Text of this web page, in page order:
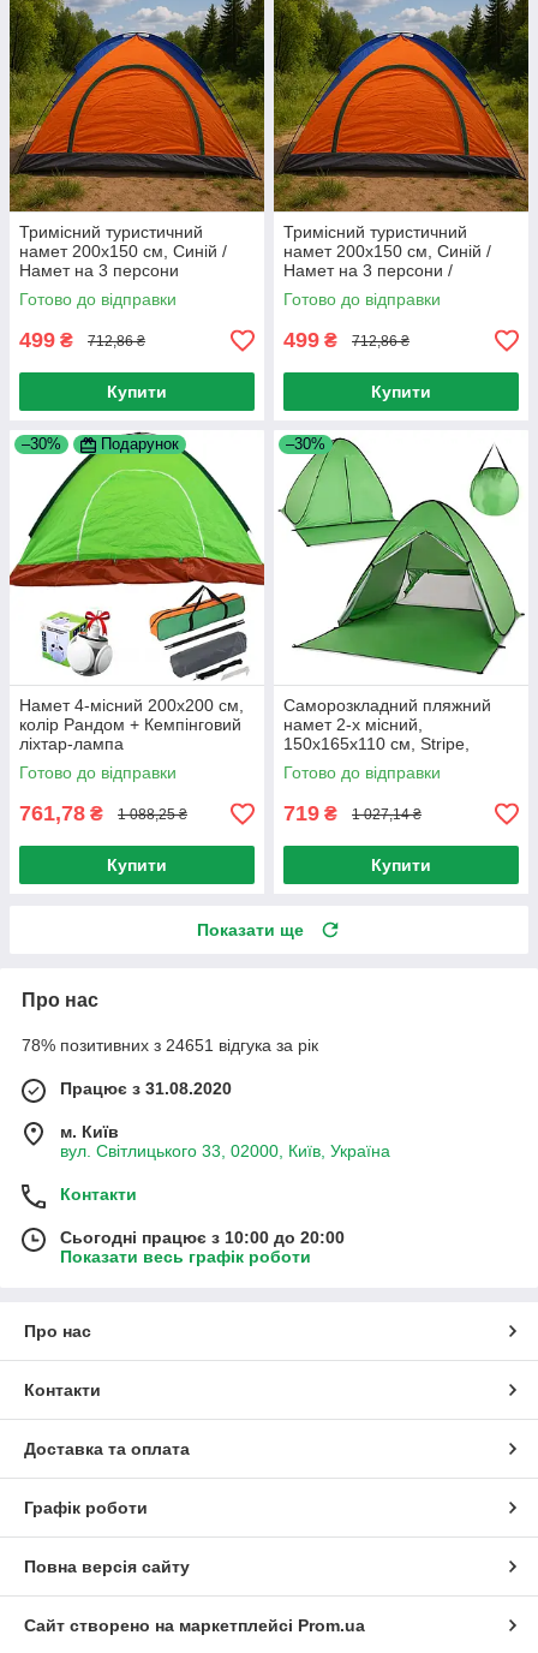
Тримісний туристичний
намет 200х150 см, Синій /
Намет на 3 персони
Готово до відправки
499 ₴ 712,86 ₴
Купити
Тримісний туристичний
намет 200х150 см, Синій /
Намет на 3 персони /
Тримісний намет для
кемпінгу
Готово до відправки
499 ₴ 712,86 ₴
Купити
–30% Подарунок
Намет 4-місний 200х200 см,
колір Рандом + Кемпінговий
ліхтар-лампа
Готово до відправки
761,78 ₴ 1 088,25 ₴
Купити
–30%
Саморозкладний пляжний
намет 2-х місний,
150х165х110 см, Stripe,
Зелений / Намет двомісний
для кемпінгу
Готово до відправки
719 ₴ 1 027,14 ₴
Купити
Показати ще
Про нас
78% позитивних з 24651 відгука за рік
Працює з 31.08.2020
м. Київ
вул. Світлицького 33, 02000, Київ, Україна
Контакти
Сьогодні працює з 10:00 до 20:00
Показати весь графік роботи
Про нас
Контакти
Доставка та оплата
Графік роботи
Повна версія сайту
Сайт створено на маркетплейсі Prom.ua